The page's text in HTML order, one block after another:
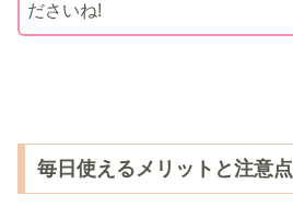
ださいね!
毎日使えるメリットと注意点